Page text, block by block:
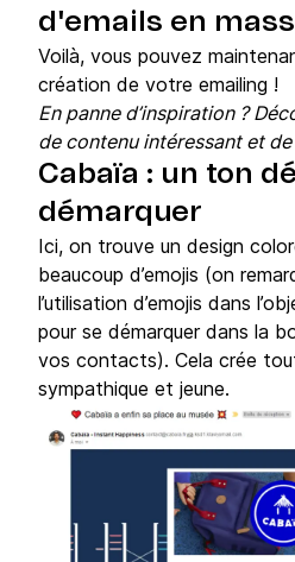
d'emails en
Voilà, vous pouvez
création de votre emailing !
En panne d’inspiration ?
de contenu intéressant et
Cabaïa : un ton
démarquer
Ici, on trouve un design
beaucoup d’emojis (on
l’utilisation d’emojis dans
pour se démarquer dans la
vos contacts). Cela crée
sympathique et jeune.